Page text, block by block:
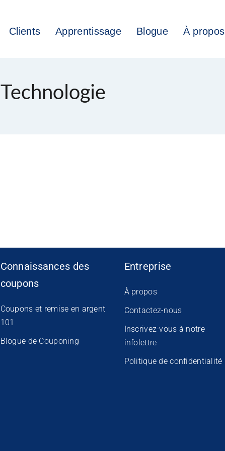
Clients Apprentissage Blogue À propos
Technologie
Connaissances des
coupons
Coupons et remise en argent
101
Blogue de Couponing
Entreprise
À propos
Contactez-nous
Inscrivez-vous à notre
infolettre
Politique de confidentialité